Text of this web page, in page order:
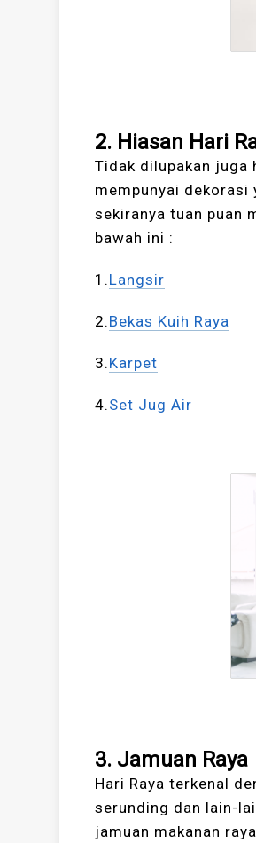
2. Hiasan Hari
Tidak dilupakan juga
mempunyai
sekiranya tuan puan
bawah ini :
1.Langsir
2.Bekas Kuih Raya
3.Karpet
4.Set Jug Air
3. Jamuan Raya
Hari Raya terkenal
serunding dan lain-
jamuan makanan